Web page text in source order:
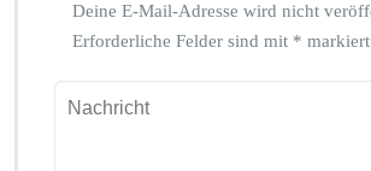
Deine E-Mail-Adresse wird nicht
Erforderliche Felder sind mit * markiert